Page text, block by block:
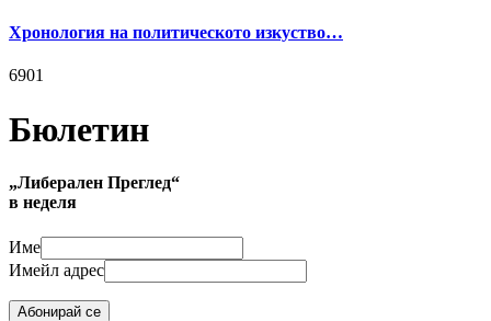
Хронология на политическото изкуство…
6901
Бюлетин
„Либерален Преглед“
в неделя
Име
Имейл адрес
Абонирай се